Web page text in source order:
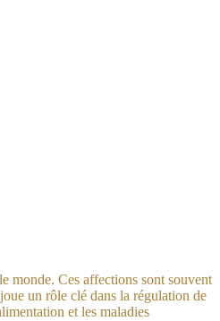
monde. Ces affections sont souvent
un rôle clé dans la régulation de
et les maladies